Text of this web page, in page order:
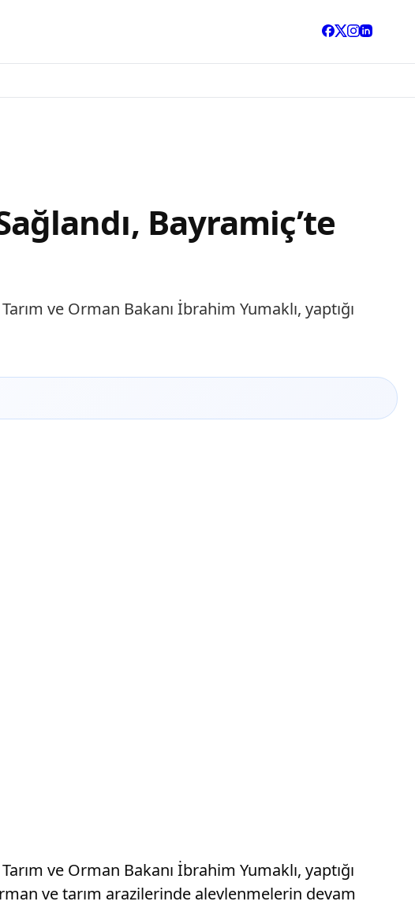
Bayramiç’te
ve Orman Bakanı İbrahim Yumaklı, yaptığı
ve Orman Bakanı İbrahim Yumaklı, yaptığı
ve tarım arazilerinde alevlenmelerin devam